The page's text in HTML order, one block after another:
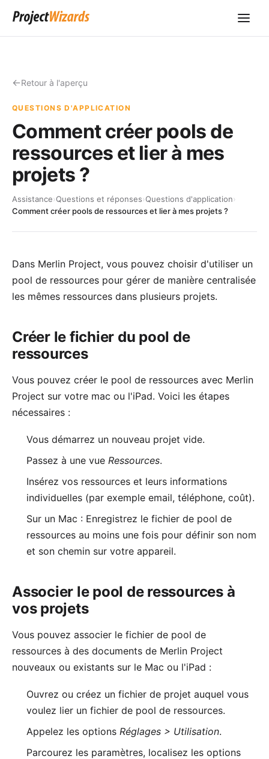
Retour à l'aperçu
QUESTIONS D'APPLICATION
Comment créer pools de
ressources et lier à mes
projets ?
Assistance›Questions et réponses›Questions d'application›
Comment créer pools de ressources et lier à mes projets ?
Dans Merlin Project, vous pouvez choisir d'utiliser un
pool de ressources pour gérer de manière centralisée
les mêmes ressources dans plusieurs projets.
Créer le fichier du pool de
ressources
Vous pouvez créer le pool de ressources avec Merlin
Project sur votre mac ou l'iPad. Voici les étapes
nécessaires :
Vous démarrez un nouveau projet vide.
Passez à une vue Ressources.
Insérez vos ressources et leurs informations
individuelles (par exemple email, téléphone, coût).
Sur un Mac : Enregistrez le fichier de pool de
ressources au moins une fois pour définir son nom
et son chemin sur votre appareil.
Associer le pool de ressources à
vos projets
Vous pouvez associer le fichier de pool de
ressources à des documents de Merlin Project
nouveaux ou existants sur le Mac ou l'iPad :
Ouvrez ou créez un fichier de projet auquel vous
voulez lier un fichier de pool de ressources.
Appelez les options Réglages > Utilisation.
Parcourez les paramètres, localisez les options